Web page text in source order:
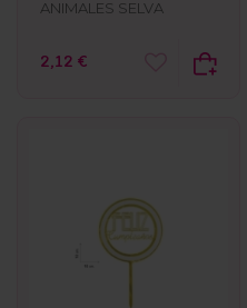
ANIMALES SELVA
2,12 €